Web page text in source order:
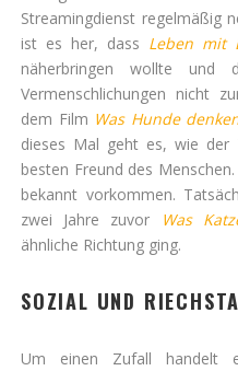
Streamingdienst regelmäßig
ist es her, dass Leben mit
näherbringen wollte und
Vermenschlichungen nicht
dem Film Was Hunde
dieses Mal geht es, wie der
besten Freund des
bekannt vorkommen.
zwei Jahre zuvor
Was
ähnliche Richtung ging.
SOZIAL UND
Um einen Zufall handelt